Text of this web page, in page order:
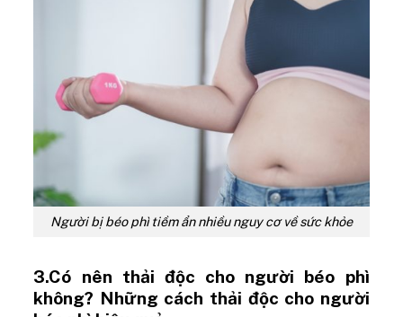
Người bị béo phì tiềm ẩn nhiều nguy cơ về sức khỏe
3.Có nên thải độc cho người béo phì
không? Những cách thải độc cho người